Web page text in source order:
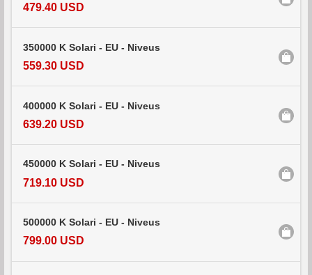
479.40 USD
350000 K Solari - EU - Niveus
559.30 USD
400000 K Solari - EU - Niveus
639.20 USD
450000 K Solari - EU - Niveus
719.10 USD
500000 K Solari - EU - Niveus
799.00 USD